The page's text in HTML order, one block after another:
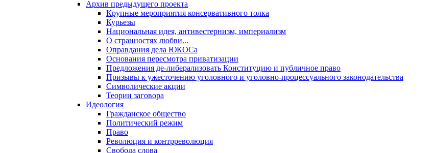
Архив предыдущего проекта
Крупные мероприятия консервативного толка
Курьезы
Национальная идея, антивестернизм, империализм
О странностях любви...
Оправдания дела ЮКОСа
Основания пересмотра приватизации
Предложения де-либерализовать Конституцию и публичное право
Призывы к ужесточению уголовного и уголовно-процессуального законодательства
Символические акции
Теории заговора
Идеология
Гражданское общество
Политический режим
Право
Революция и контрреволюция
Свобода слова